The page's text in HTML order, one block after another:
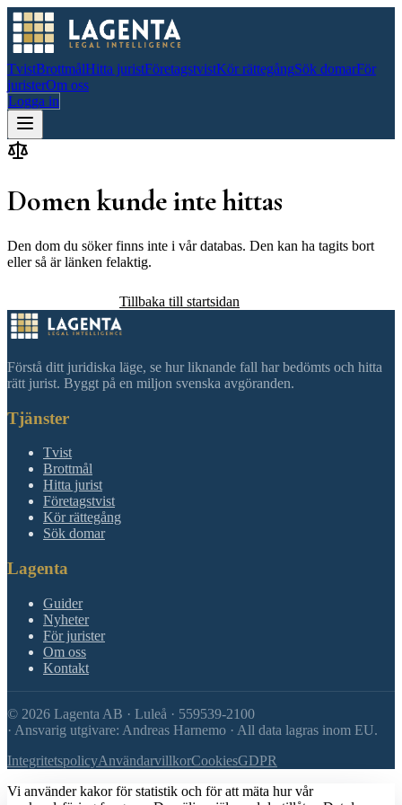
TvistBrottmålHitta juristFöretagstvistKör rättegångSök domarFör
juristerOm oss
Logga in
Domen kunde inte hittas
Den dom du söker finns inte i vår databas. Den kan ha tagits bort
eller så är länken felaktig.
Tillbaka till startsidan
Förstå ditt juridiska läge, se hur liknande fall har bedömts och hitta
rätt jurist. Byggt på en miljon svenska avgöranden.
Tjänster
Tvist
Brottmål
Hitta jurist
Företagstvist
Kör rättegång
Sök domar
Lagenta
Guider
Nyheter
För jurister
Om oss
Kontakt
© 2026 Lagenta AB · Luleå · 559539-2100
· Ansvarig utgivare: Andreas Harnemo · All data lagras inom EU.
IntegritetspolicyAnvändarvillkorCookiesGDPR
Vi använder kakor för statistik och för att mäta hur vår